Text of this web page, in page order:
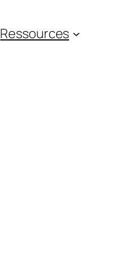
Ressources